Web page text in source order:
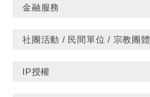
金融服務
社團活動 / 民間單位 / 宗教團體
IP授權